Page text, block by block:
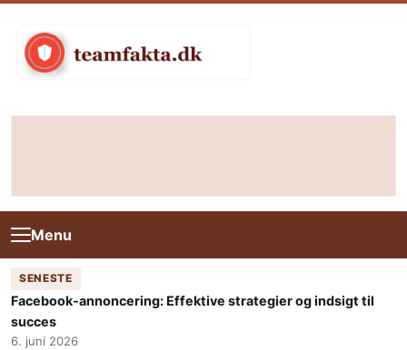
Menu
SENESTE
Facebook-annoncering: Effektive strategier og indsigt til
succes
6. juni 2026